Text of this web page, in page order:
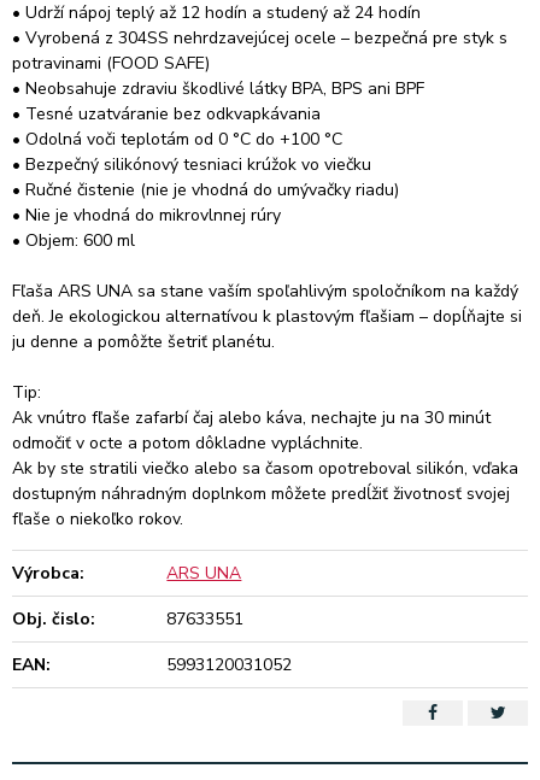
• Udrží nápoj teplý až 12 hodín a studený až 24 hodín
• Vyrobená z 304SS nehrdzavejúcej ocele – bezpečná pre styk s
potravinami (FOOD SAFE)
• Neobsahuje zdraviu škodlivé látky BPA, BPS ani BPF
• Tesné uzatváranie bez odkvapkávania
• Odolná voči teplotám od 0 °C do +100 °C
• Bezpečný silikónový tesniaci krúžok vo viečku
• Ručné čistenie (nie je vhodná do umývačky riadu)
• Nie je vhodná do mikrovlnnej rúry
• Objem: 600 ml
Fľaša ARS UNA sa stane vaším spoľahlivým spoločníkom na každý
deň. Je ekologickou alternatívou k plastovým fľašiam – dopĺňajte si
ju denne a pomôžte šetriť planétu.
Tip:
Ak vnútro fľaše zafarbí čaj alebo káva, nechajte ju na 30 minút
odmočiť v octe a potom dôkladne vypláchnite.
Ak by ste stratili viečko alebo sa časom opotreboval silikón, vďaka
dostupným náhradným doplnkom môžete predĺžiť životnosť svojej
fľaše o niekoľko rokov.
Výrobca:
ARS UNA
Obj. čislo:
87633551
EAN:
5993120031052